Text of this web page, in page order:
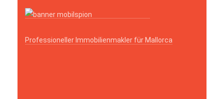
Professioneller Immobilienmakler für Mallorca